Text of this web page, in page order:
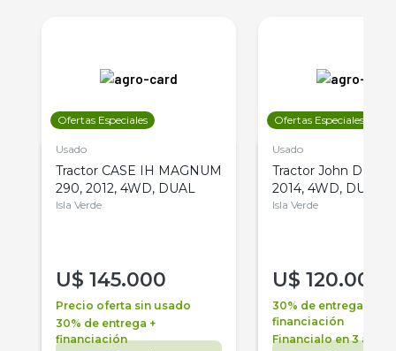
Ofertas Especiales
Usado
Tractor CASE IH MAGNUM
290, 2012, 4WD, DUAL
Isla Verde
U$ 145.000
Precio oferta sin usado
30% de entrega +
financiación
Ofertas Especiales
Usado
Tractor John Deere
2014, 4WD, DUAL
Isla Verde
U$ 120.000
30% de entrega +
financiación
Financialo en 3 años